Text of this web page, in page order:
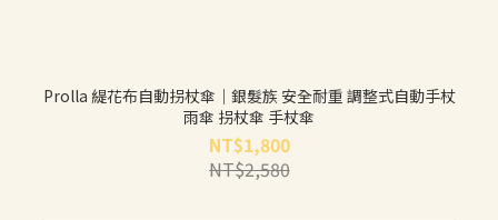
Prolla 緹花布自動拐杖傘｜銀髮族 安全耐重 調整式自動手杖
雨傘 拐杖傘 手杖傘
NT$1,800
NT$2,580